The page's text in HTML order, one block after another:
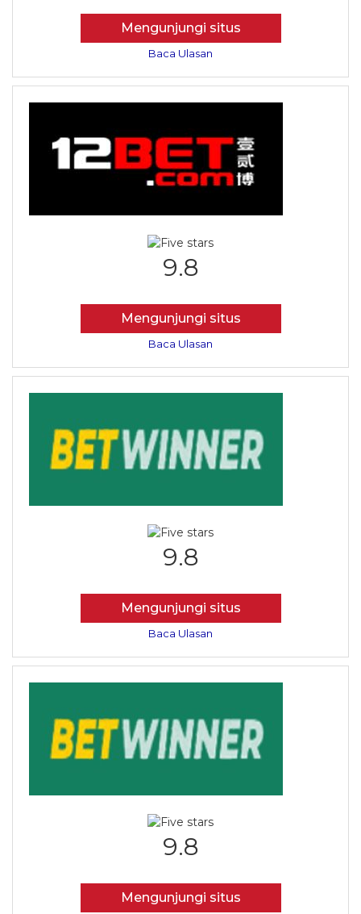
Mengunjungi situs
Baca Ulasan
9.8
Mengunjungi situs
Baca Ulasan
9.8
Mengunjungi situs
Baca Ulasan
9.8
Mengunjungi situs